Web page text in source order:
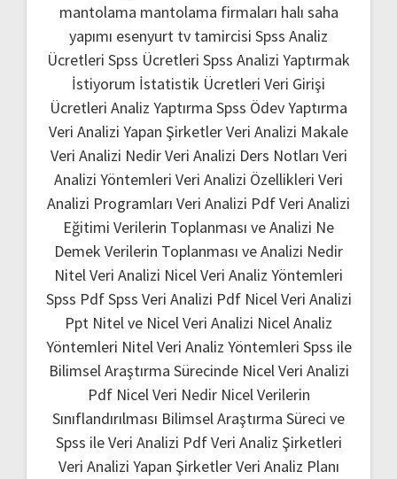
mantolama mantolama firmaları halı saha
yapımı esenyurt tv tamircisi Spss Analiz
Ücretleri Spss Ücretleri Spss Analizi Yaptırmak
İstiyorum İstatistik Ücretleri Veri Girişi
Ücretleri Analiz Yaptırma Spss Ödev Yaptırma
Veri Analizi Yapan ŞirketlerVeri Analizi Makale
Veri Analizi NedirVeri Analizi Ders Notları Veri
Analizi Yöntemleri Veri Analizi Özellikleri Veri
Analizi Programları Veri Analizi PdfVeri Analizi
Eğitimi Verilerin Toplanması ve Analizi Ne
Demek Verilerin Toplanması ve Analizi Nedir
Nitel Veri Analizi Nicel Veri Analiz Yöntemleri
Spss PdfSpss Veri Analizi Pdf Nicel Veri Analizi
Ppt Nitel ve Nicel Veri Analizi Nicel Analiz
Yöntemleri Nitel Veri Analiz Yöntemleri Spss ile
Bilimsel Araştırma Sürecinde Nicel Veri Analizi
Pdf Nicel Veri Nedir Nicel Verilerin
Sınıflandırılması Bilimsel Araştırma Süreci ve
Spss ile Veri Analizi PdfVeri Analiz Şirketleri
Veri Analizi Yapan ŞirketlerVeri Analiz Planı